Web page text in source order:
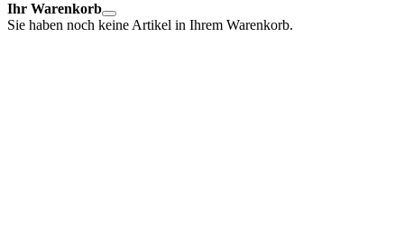
Ihr Warenkorb
Sie haben noch keine Artikel in Ihrem Warenkorb.